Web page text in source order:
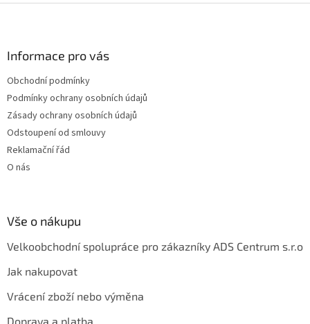
Informace pro vás
Obchodní podmínky
Podmínky ochrany osobních údajů
Zásady ochrany osobních údajů
Odstoupení od smlouvy
Reklamační řád
O nás
Vše o nákupu
Velkoobchodní spolupráce pro zákazníky ADS Centrum s.r.o
Jak nakupovat
Vrácení zboží nebo výměna
Doprava a platba